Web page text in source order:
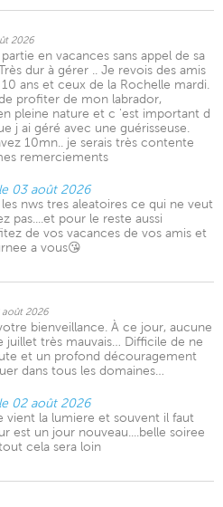
2026
en vacances sans appel de sa
dur à gérer .. Je revois des amis
ans et ceux de la Rochelle mardi.
profiter de mon labrador,
pleine nature et c 'est important d
j ai géré avec une guérisseuse.
10mn.. je serais très contente
remerciements
03 août 2026
nws tres aleatoires ce qui ne veut
pas....et pour le reste aussi
de vos vacances de vos amis et
a vous😘
août 2026
bienveillance. À ce jour, aucune
juillet très mauvais… Difficile de ne
et un profond découragement
dans tous les domaines…
02 août 2026
vient la lumiere et souvent il faut
est un jour nouveau....belle soiree
cela sera loin